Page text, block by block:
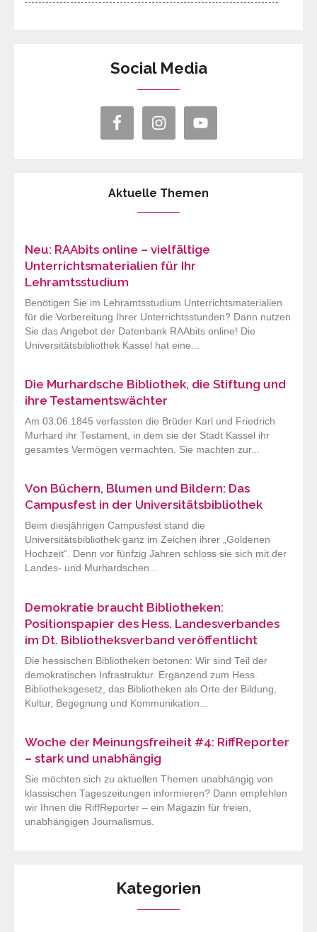
Social Media
Aktuelle Themen
Neu: RAAbits online – vielfältige
Unterrichtsmaterialien für Ihr
Lehramtsstudium
Benötigen Sie im Lehramtsstudium Unterrichtsmaterialien
für die Vorbereitung Ihrer Unterrichtsstunden? Dann nutzen
Sie das Angebot der Datenbank RAAbits online! Die
Universitätsbibliothek Kassel hat eine...
Die Murhardsche Bibliothek, die Stiftung und
ihre Testamentswächter
Am 03.06.1845 verfassten die Brüder Karl und Friedrich
Murhard ihr Testament, in dem sie der Stadt Kassel ihr
gesamtes Vermögen vermachten. Sie machten zur...
Von Büchern, Blumen und Bildern: Das
Campusfest in der Universitätsbibliothek
Beim diesjährigen Campusfest stand die
Universitätsbibliothek ganz im Zeichen ihrer „Goldenen
Hochzeit“. Denn vor fünfzig Jahren schloss sie sich mit der
Landes- und Murhardschen...
Demokratie braucht Bibliotheken:
Positionspapier des Hess. Landesverbandes
im Dt. Bibliotheksverband veröffentlicht
Die hessischen Bibliotheken betonen: Wir sind Teil der
demokratischen Infrastruktur. Ergänzend zum Hess.
Bibliotheksgesetz, das Bibliotheken als Orte der Bildung,
Kultur, Begegnung und Kommunikation...
Woche der Meinungsfreiheit #4: RiffReporter
– stark und unabhängig
Sie möchten sich zu aktuellen Themen unabhängig von
klassischen Tageszeitungen informieren? Dann empfehlen
wir Ihnen die RiffReporter – ein Magazin für freien,
unabhängigen Journalismus.
Kategorien